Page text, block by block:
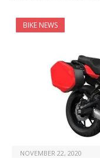
BIKE NEWS
NOVEMBER 22, 2020